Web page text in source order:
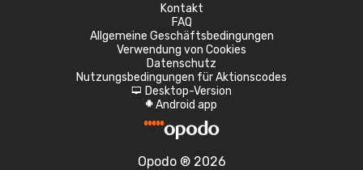
Kontakt
FAQ
Allgemeine Geschäftsbedingungen
Verwendung von Cookies
Datenschutz
Nutzungsbedingungen für Aktionscodes
d Desktop-Version
A Android app
Opodo ® 2026